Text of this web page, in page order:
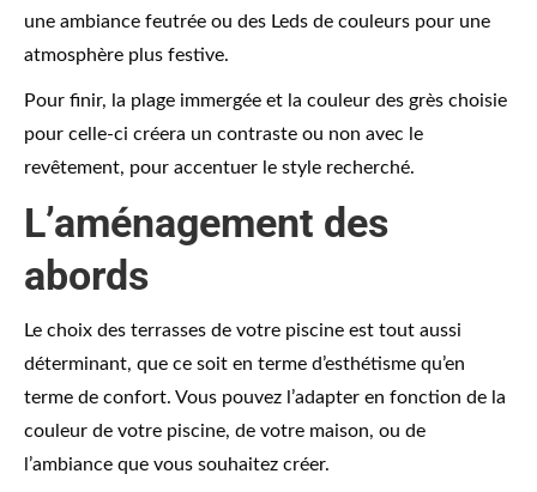
une ambiance feutrée ou des Leds de couleurs pour une
atmosphère plus festive.
Pour finir, la plage immergée et la couleur des grès choisie
pour celle-ci créera un contraste ou non avec le
revêtement, pour accentuer le style recherché.
L’aménagement des
abords
Le choix des terrasses de votre piscine est tout aussi
déterminant, que ce soit en terme d’esthétisme qu’en
terme de confort. Vous pouvez l’adapter en fonction de la
couleur de votre piscine, de votre maison, ou de
l’ambiance que vous souhaitez créer.